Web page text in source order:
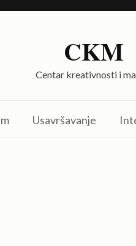
CKM
Centar kreativnosti i
Usavršavanje